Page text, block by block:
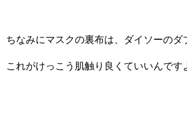
ちなみにマスクの裏布は、ダイソーのダ
これがけっこう肌触り良くていいんです